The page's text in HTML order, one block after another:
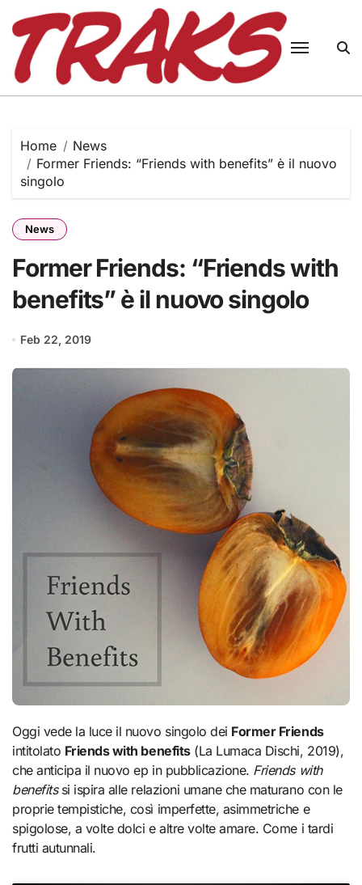
content
Home
News
Former Friends: “Friends with benefits” è il nuovo
singolo
News
Former Friends: “Friends with
benefits” è il nuovo singolo
Feb 22, 2019
Oggi vede la luce il nuovo singolo dei Former Friends
intitolato Friends with benefits(La Lumaca Dischi, 2019),
che anticipa il nuovo ep in pubblicazione. Friends with
benefitssi ispira alle relazioni umane che maturano con le
proprie tempistiche, così imperfette, asimmetriche e
spigolose, a volte dolci e altre volte amare. Come i tardi
frutti autunnali.